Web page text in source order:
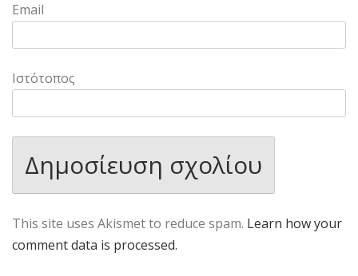
Email
Ιστότοπος
This site uses Akismet to reduce spam. Learn how your
comment data is processed.